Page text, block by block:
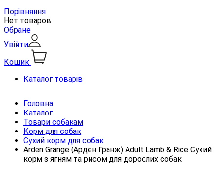
Порівняння
Нет товаров
Обране
Увійти
Кошик
Каталог товарів
Головна
Каталог
Товари собакам
Корм для собак
Сухий корм для собак
Arden Grange (Арден Гранж) Adult Lamb & Rice Сухий
корм з ягням та рисом для дорослих собак